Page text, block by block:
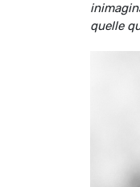
quelle